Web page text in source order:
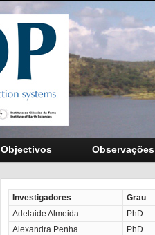
Objectivos Observações
Investigadores Grau
Adelaide Almeida
PhD
Alexandra Penha
PhD